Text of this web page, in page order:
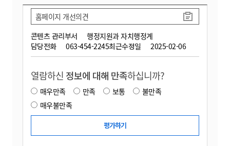
콘텐츠 관리부서
행정지원과 자치행정계
담당전화
063-454-2245최근수정일 2025-02-06
홈페이지 개선의견
열람하신 정보에 대해 만족하십니까?
매우만족 만족 보통
불만족
매우불만족